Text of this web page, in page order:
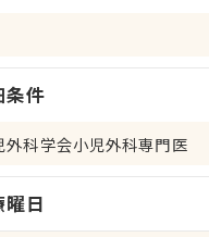
条件
外科学会小児外科専門医
日